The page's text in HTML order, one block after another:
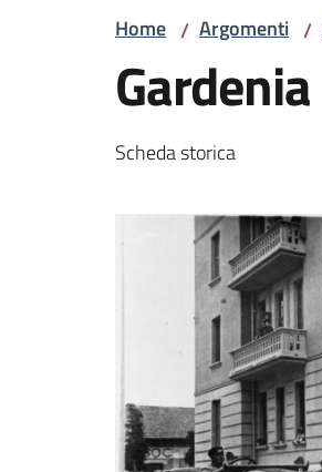
Home / Argomenti /
Gardenia
Scheda storica